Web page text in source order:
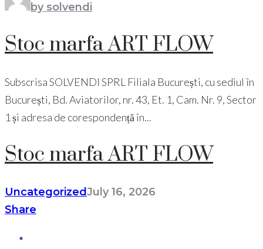
by solvendi
Stoc marfa ART FLOW
Subscrisa SOLVENDI SPRL Filiala București, cu sediul în
București, Bd. Aviatorilor, nr. 43, Et. 1, Cam. Nr. 9, Sector
1 și adresa de corespondență în...
Stoc marfa ART FLOW
UncategorizedJuly 16, 2026
Share